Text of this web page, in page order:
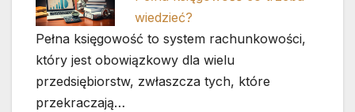
wiedzieć?
Pełna księgowość to system rachunkowości,
który jest obowiązkowy dla wielu
przedsiębiorstw, zwłaszcza tych, które
przekraczają…